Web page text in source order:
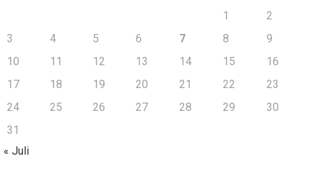
1
2
3
4 5 6 7 8
9
10
11 12 13 14 15
16
17
18 19 20 21 22
23
24
25 26 27 28 29
30
31
« Juli